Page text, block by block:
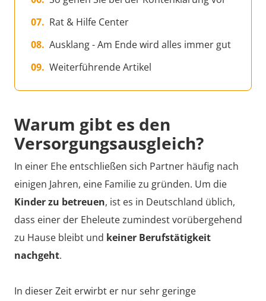
Rat & Hilfe Center
Ausklang - Am Ende wird alles immer gut
Weiterführende Artikel
Warum gibt es den
Versorgungsausgleich?
In einer Ehe entschließen sich Partner häufig nach
einigen Jahren, eine Familie zu gründen. Um die
Kinder zu betreuen, ist es in Deutschland üblich,
dass einer der Eheleute zumindest vorübergehend
zu Hause bleibt und keiner Berufstätigkeit
nachgeht.
In dieser Zeit erwirbt er nur sehr geringe